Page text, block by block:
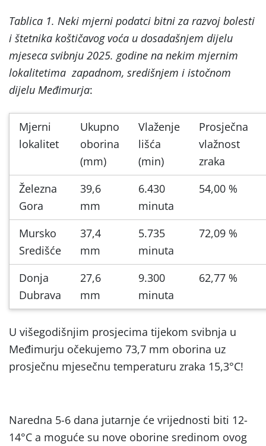
Tablica 1. Neki mjerni podatci bitni za razvoj bolesti
i štetnika koštičavog voća u dosadašnjem dijelu
mjeseca svibnju 2025. godine na nekim mjernim
lokalitetima zapadnom, središnjem i istočnom
dijelu Međimurja:
Mjerni
lokalitet
Ukupno
oborina
(mm)
Vlaženje
lišća
(min)
Prosječna
vlažnost
zraka
Železna
Gora
39,6
mm
6.430
minuta
54,00 %
Mursko
Središće
37,4
mm
5.735
minuta
72,09 %
Donja
Dubrava
27,6
mm
9.300
minuta
62,77 %
U višegodišnjim prosjecima tijekom svibnja u
Međimurju očekujemo 73,7 mm oborina uz
prosječnu mjesečnu temperaturu zraka 15,3°C!
Naredna 5-6 dana jutarnje će vrijednosti biti 12-
14°C a moguće su nove oborine sredinom ovog